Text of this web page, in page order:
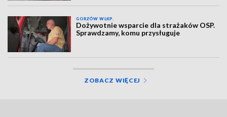
GORZÓW WLKP.
Dożywotnie wsparcie dla strażaków OSP.
Sprawdzamy, komu przysługuje
ZOBACZ WIĘCEJ